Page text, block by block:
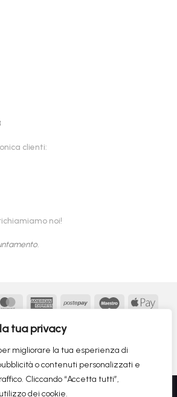
tua privacy
migliorare la tua esperienza di
o contenuti personalizzati e
Cliccando “Accetta tutti”,
dei cookie.
clienti:
noi!
MasterCardAmericanPostepay Maestro
Klarna
flashmac® - MONOFASE SRL - P.IVA:
| produced by
dal contratto qui